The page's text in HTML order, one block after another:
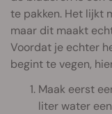
te pakken. Het lijkt
maar dit maakt
Voordat je echter
begint te vegen,
Maak eerst
liter water